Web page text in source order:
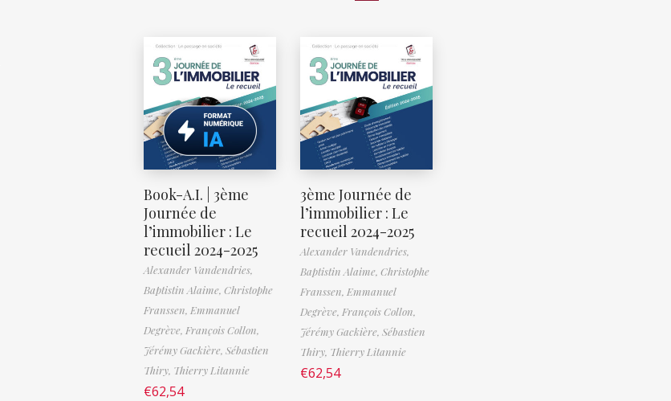
Book-A.I. | 3ème
Journée de
l’immobilier : Le
recueil 2024-2025
Alexander Vandendries,
Baptistin Alaime, Christophe
Franssen, Emmanuel
Degrève, François Collon,
Jérémy Gackière, Sébastien
Thiry, Thierry Litannie
€62,54
3ème Journée de
l’immobilier : Le
recueil 2024-2025
Alexander Vandendries,
Baptistin Alaime, Christophe
Franssen, Emmanuel
Degrève, François Collon,
Jérémy Gackière, Sébastien
Thiry, Thierry Litannie
€62,54